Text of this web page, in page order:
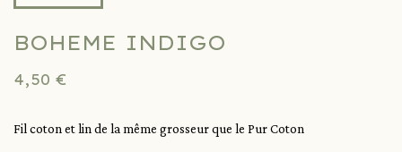
BOHEME INDIGO
4,50 €
Fil coton et lin de la même grosseur que le Pur Coton